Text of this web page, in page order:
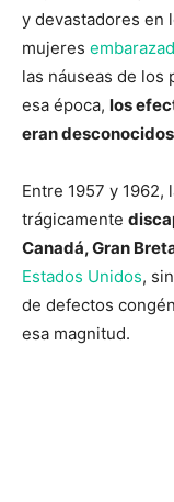
y devastadores en
mujeres
las náuseas de los
esa época, los
eran
Entre 1957 y
trágicamente
Canadá, Gran
Estados Unidos,
de defectos
esa magnitud.